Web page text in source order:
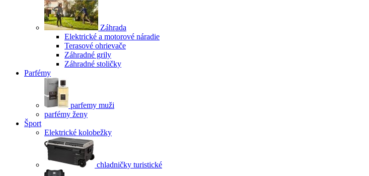
Záhrada
Elektrické a motorové náradie
Terasové ohrievače
Záhradné grily
Záhradné stoličky
Parfémy
parfemy muži
parfémy ženy
Šport
Elektrické kolobežky
chladničky turistické